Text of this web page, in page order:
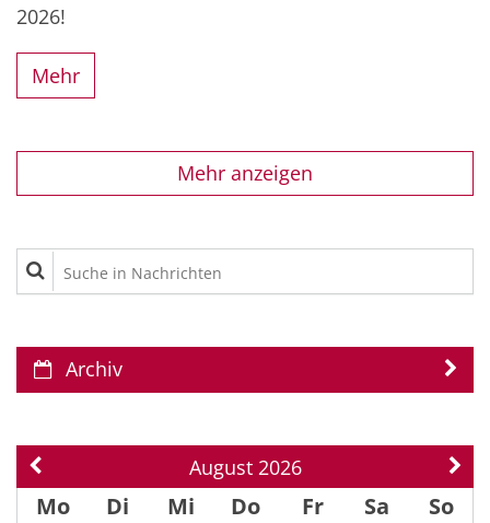
2026!
Mehr
Mehr anzeigen
Suche in Nachrichten
Archiv
Vorherige Seite August 2026
Mo
Di Mi Do Fr Sa
So